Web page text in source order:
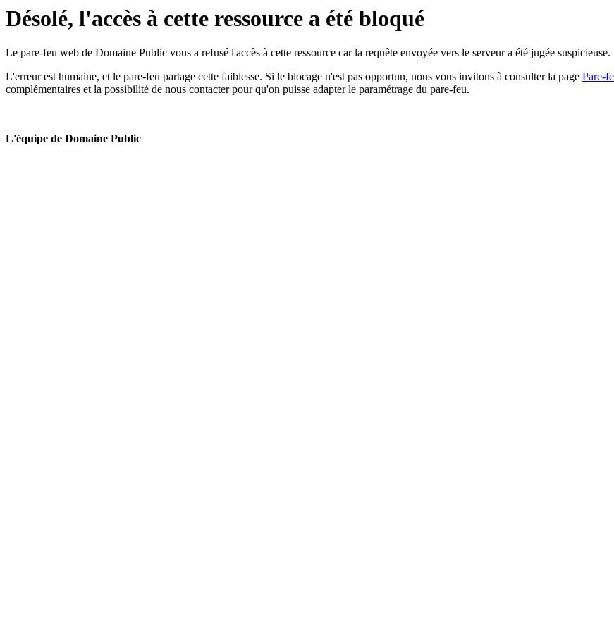
Désolé, l'accès à cette ressource a été bloqué
Le pare-feu web de Domaine Public vous a refusé l'accès à cette ressource car la requête envoyée vers le serveur a été jugée suspicieuse.
L'erreur est humaine, et le pare-feu partage cette faiblesse. Si le blocage n'est pas opportun, nous vous invitons à consulter la page Pare-
complémentaires et la possibilité de nous contacter pour qu'on puisse adapter le paramétrage du pare-feu.
L'équipe de Domaine Public